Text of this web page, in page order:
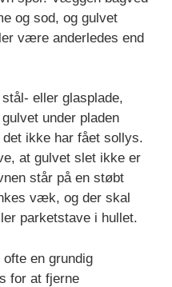
og sod, og gulvet
være anderledes end
eller glasplade,
under pladen
ikke har fået sollys.
at gulvet slet ikke er
står på en støbt
væk, og der skal
parketstave i hullet.
en grundig
for at fjerne